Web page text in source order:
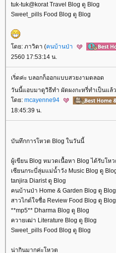
tuk-tuk@korat Travel Blog ดู Blog
Sweet_pills Food Blog ดู Blog
ดย: ภาวิดา (คนบ้านป่า
2560 17:53:14 น.
เริ่ดค่ะ บลอกก็ออกแบบสวยงามตลอด
วันนี้แอบมาดูวิธีทำ ผัดผงกะหรี่ทำเป็นแล้
ดย: mcayenne94
18:45:39 น.
บันทึกการโหวต Blog ในวันนี้
ผู้เขียน Blog หมวดเนื้อหา Blog ได้รับโห
เซียนกระบี่ลุ่มแม่น้ำวัง Music Blog ดู
tanjira Diarist ดู Blog
คนบ้านป่า Home & Garden Blog ดู Blog
สาวไกด์ใจซื่อ Review Food Blog ดู Blog
**mp5** Dharma Blog ดู Blog
ควายเฒ่า Literature Blog ดู Blog
Sweet_pills Food Blog ดู Blog
น่ากินมากค่ะโหวต